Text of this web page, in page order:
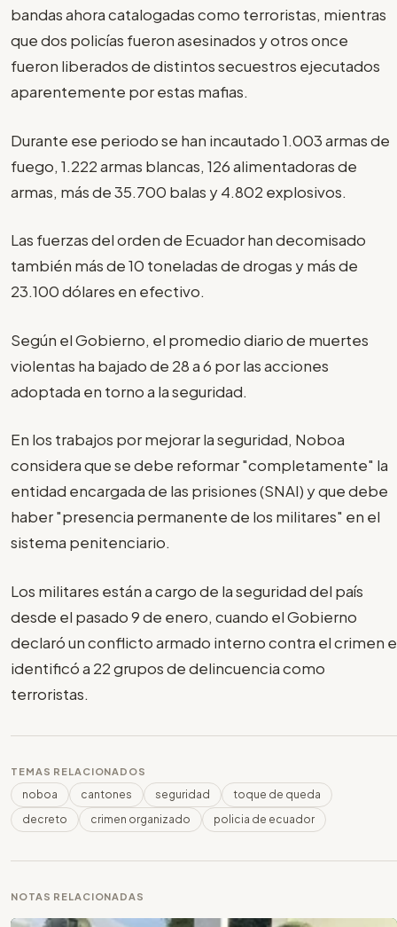
bandas ahora catalogadas como terroristas, mientras
que dos policías fueron asesinados y otros once
fueron liberados de distintos secuestros ejecutados
aparentemente por estas mafias.
Durante ese periodo se han incautado 1.003 armas de
fuego, 1.222 armas blancas, 126 alimentadoras de
armas, más de 35.700 balas y 4.802 explosivos.
Las fuerzas del orden de Ecuador han decomisado
también más de 10 toneladas de drogas y más de
23.100 dólares en efectivo.
Según el Gobierno, el promedio diario de muertes
violentas ha bajado de 28 a 6 por las acciones
adoptada en torno a la seguridad.
En los trabajos por mejorar la seguridad, Noboa
considera que se debe reformar "completamente" la
entidad encargada de las prisiones (SNAI) y que debe
haber "presencia permanente de los militares" en el
sistema penitenciario.
Los militares están a cargo de la seguridad del país
desde el pasado 9 de enero, cuando el Gobierno
declaró un conflicto armado interno contra el crimen e
identificó a 22 grupos de delincuencia como
terroristas.
TEMAS RELACIONADOS
noboa cantones seguridad
toque de queda
decreto
crimen organizado policia de ecuador
NOTAS RELACIONADAS